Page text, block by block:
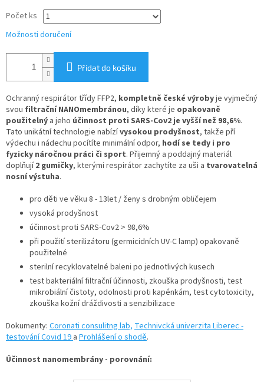
Počet ks
Možnosti doručení
Přidat do košíku
Ochranný respirátor třídy FFP2, kompletně české výrobyje vyjmečný
svou filtrační NANOmembránou, díky které je opakovaně
použitelný a jeho účinnost proti SARS-Cov2 je vyšší než 98,6%.
Tato unikátní technologie nabízívysokou prodyšnost, takže pří
výdechu i nádechu pocítíte minimální odpor, hodí se tedy i pro
fyzicky náročnou práci či sport. Přijemný a poddajný materiál
doplňují2 gumičky, kterými respirátor zachytíte za uši a tvarovatelná
nosní výstuha.
pro děti ve věku 8 - 13let / ženy s drobným obličejem
vysoká prodyšnost
účinnost proti SARS-Cov2 > 98,6%
při použití sterilizátoru (germicidních UV-C lamp) opakovaně
použitelné
sterilní recyklovatelné baleni po jednotlivých kusech
test bakteriální filtrační účinnosti, zkouška prodyšnosti, test
mikrobiální čistoty, odolnosti proti kapénkám, test cytotoxicity,
zkouška kožní dráždivosti a senzibilizace
Dokumenty: Coronati consulitng lab, Technivcká univerzita Liberec -
testování Covid 19a Prohlášení o shodě.
Účinnost nanomembrány - porovnání: